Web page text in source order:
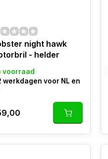
night hawk
- helder
voorraad
werkdagen voor NL en